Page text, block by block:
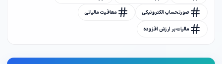
صورتحساب الکترونیکی معافیت مالیاتی
مالیات بر ارزش افزوده